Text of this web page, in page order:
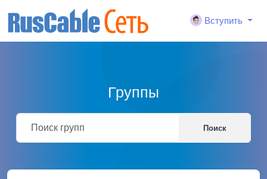
Вступить
Группы
Поиск